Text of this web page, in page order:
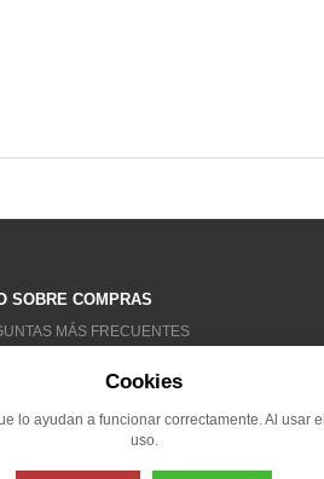
SOBRE COMPRAS
MÁS FRECUENTES
Cookies
lo ayudan a funcionar correctamente. Al usar
uso.